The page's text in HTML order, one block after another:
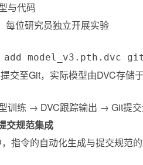
与代码
每位研究员独立开展实验
add
交至Git，实际模型由DVC存储
训练 → DVC跟踪输出 → Git提
交规范集成
指令的自动化生成与提交规范